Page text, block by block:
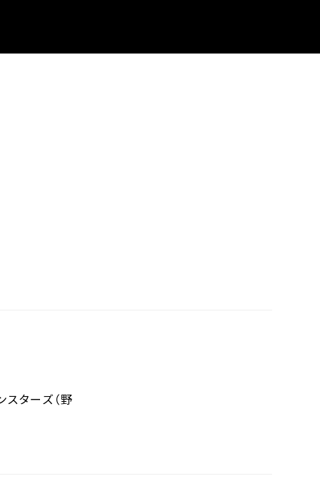
ターズ（野